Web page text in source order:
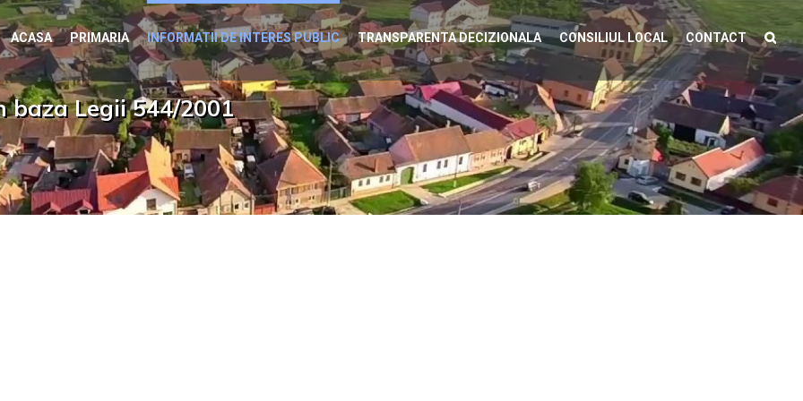
ACASA PRIMARIA INFORMATII DE INTERES PUBLIC TRANSPARENTA DECIZIONALA CONSILIUL LOCAL CONTACT
Legii 544/2001